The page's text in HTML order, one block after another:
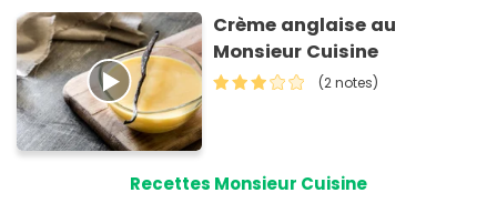
Crème anglaise au
Monsieur Cuisine
(2 notes)
Recettes Monsieur Cuisine